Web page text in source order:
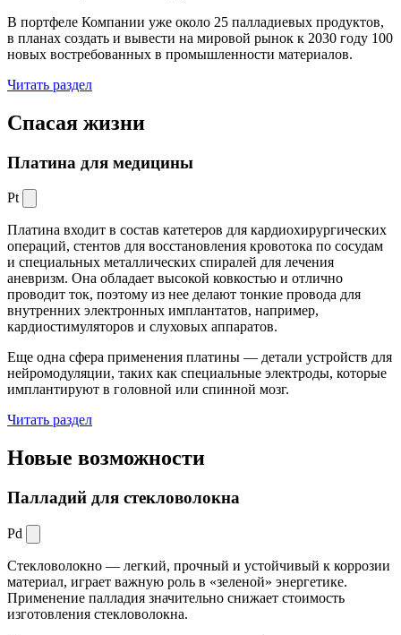
В портфеле Компании уже около 25 палладиевых продуктов,
в планах создать и вывести на мировой рынок к 2030 году 100
новых востребованных в промышленности материалов.
Читать раздел
Спасая жизни
Платина для медицины
Pt
Платина входит в состав катетеров для кардиохирургических
операций, стентов для восстановления кровотока по сосудам
и специальных металлических спиралей для лечения
аневризм. Она обладает высокой ковкостью и отлично
проводит ток, поэтому из нее делают тонкие провода для
внутренних электронных имплантатов, например,
кардиостимуляторов и слуховых аппаратов.
Еще одна сфера применения платины — детали устройств для
нейромодуляции, таких как специальные электроды, которые
имплантируют в головной или спинной мозг.
Читать раздел
Новые возможности
Палладий для стекловолокна
Pd
Стекловолокно — легкий, прочный и устойчивый к коррозии
материал, играет важную роль в «зеленой» энергетике.
Применение палладия значительно снижает стоимость
изготовления стекловолокна.